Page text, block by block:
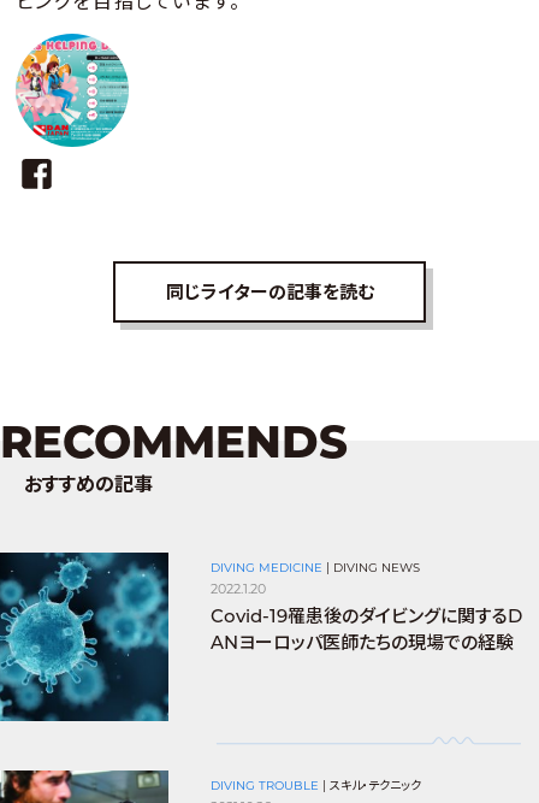
同じライターの記事を読む
RECOMMENDS
おすすめの記事
DIVING MEDICINE | DIVING NEWS
2022.1.20
Covid-19罹患後のダイビングに関するD
ANヨーロッパ医師たちの現場での経験
DIVING TROUBLE |スキル・テクニック